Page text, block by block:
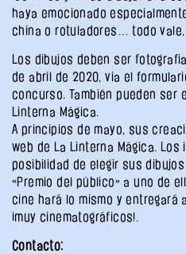
haya emocionado
china o rotuladores… todo
Los dibujos deben ser
de abril de 2020, via el
concurso. También pueden ser
Linterna Mágica.
A principios de mayo, sus
web de La Linterna Mágica.
posibilidad de elegir sus
«Premio del público» a uno de
cine hará lo mismo y entregará
¡muy cinematográficos!.
Contacto: